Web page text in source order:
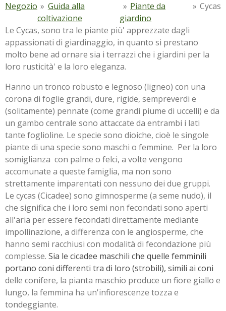
Negozio » Guida alla
coltivazione
» Piante da
giardino
» Cycas
Le Cycas, sono tra le piante più' apprezzate dagli
appassionati di giardinaggio, in quanto si prestano
molto bene ad ornare sia i terrazzi che i giardini per la
loro rusticità' e la loro eleganza.
Hanno un tronco robusto e legnoso (ligneo) con una
corona di foglie grandi, dure, rigide, sempreverdi e
(solitamente) pennate (come grandi piume di uccelli) e da
un gambo centrale sono attaccate da entrambi i lati
tante foglioline. Le specie sono dioiche, cioè le singole
piante di una specie sono maschi o femmine. Per la loro
somiglianza con palme o felci, a volte vengono
accomunate a queste famiglia, ma non sono
strettamente imparentati con nessuno dei due gruppi.
Le cycas (Cicadee) sono gimnosperme (a seme nudo), il
che significa che i loro semi non fecondati sono aperti
all'aria per essere fecondati direttamente mediante
impollinazione, a differenza con le angiosperme, che
hanno semi racchiusi con modalità di fecondazione più
complesse. Sia le cicadee maschili che quelle femminili
portano coni differenti tra di loro (strobili), simili ai coni
delle conifere, la pianta maschio produce un fiore giallo e
lungo, la femmina ha un'infiorescenze tozza e
tondeggiante.